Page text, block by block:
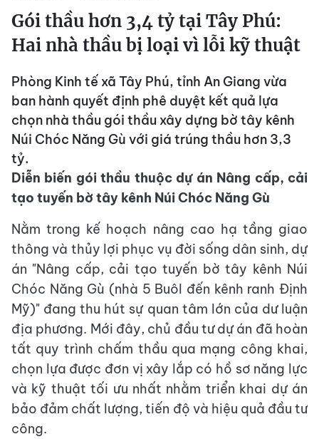
Gói thầu hơn 3,4 tỷ tại Tây Phú:
Hai nhà thầu bị loại vì lỗi kỹ thuật
Phòng Kinh tế xã Tây Phú, tỉnh An Giang vừa
ban hành quyết định phê duyệt kết quả lựa
chọn nhà thầu gói thầu xây dựng bờ tây kênh
Núi Chóc Năng Gù với giá trúng thầu hơn 3,3
tỷ.
Diễn biến gói thầu thuộc dự án Nâng cấp, cải
tạo tuyến bờ tây kênh Núi Chóc Năng Gù
Nằm trong kế hoạch nâng cao hạ tầng giao
thông và thủy lợi phục vụ đời sống dân sinh, dự
án "Nâng cấp, cải tạo tuyến bờ tây kênh Núi
Chóc Năng Gù (nhà 5 Buôl đến kênh ranh Định
Mỹ)" đang thu hút sự quan tâm lớn của dư luận
địa phương. Mới đây, chủ đầu tư dự án đã hoàn
tất quy trình chấm thầu qua mạng công khai,
chọn lựa được đơn vị xây lắp có hồ sơ năng lực
và kỹ thuật tối ưu nhất nhằm triển khai dự án
bảo đảm chất lượng, tiến độ và hiệu quả đầu tư
công.